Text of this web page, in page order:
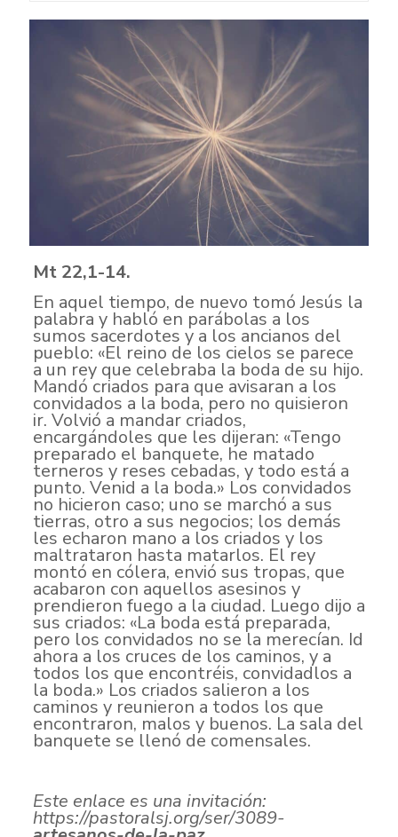
Mt 22,1-14.
En aquel tiempo, de nuevo tomó Jesús la
palabra y habló en parábolas a los
sumos sacerdotes y a los ancianos del
pueblo: «El reino de los cielos se parece
a un rey que celebraba la boda de su hijo.
Mandó criados para que avisaran a los
convidados a la boda, pero no quisieron
ir. Volvió a mandar criados,
encargándoles que les dijeran: «Tengo
preparado el banquete, he matado
terneros y reses cebadas, y todo está a
punto. Venid a la boda.» Los convidados
no hicieron caso; uno se marchó a sus
tierras, otro a sus negocios; los demás
les echaron mano a los criados y los
maltrataron hasta matarlos. El rey
montó en cólera, envió sus tropas, que
acabaron con aquellos asesinos y
prendieron fuego a la ciudad. Luego dijo a
sus criados: «La boda está preparada,
pero los convidados no se la merecían. Id
ahora a los cruces de los caminos, y a
todos los que encontréis, convidadlos a
la boda.» Los criados salieron a los
caminos y reunieron a todos los que
encontraron, malos y buenos. La sala del
banquete se llenó de comensales.
Este enlace es una invitación:
https://pastoralsj.org/ser/3089-